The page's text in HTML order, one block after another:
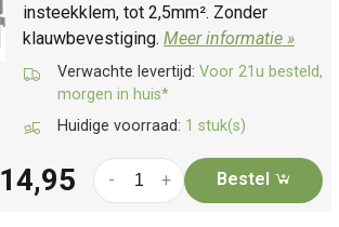
insteekklem, tot 2,5mm². Zonder
klauwbevestiging. Meer informatie »
Verwachte levertijd: Voor 21u besteld,
morgen in huis*
Huidige voorraad: 1 stuk(s)
14,95 +
- Bestel